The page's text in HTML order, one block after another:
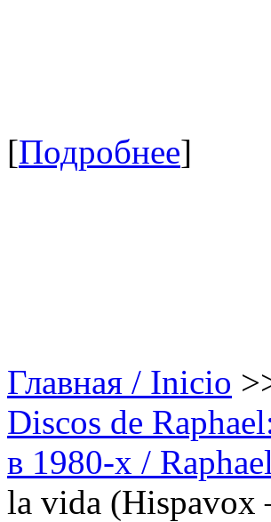
[Подробнее]
Главная / Inicio
Discos de
в 1980-х /
la vida (Hispavox